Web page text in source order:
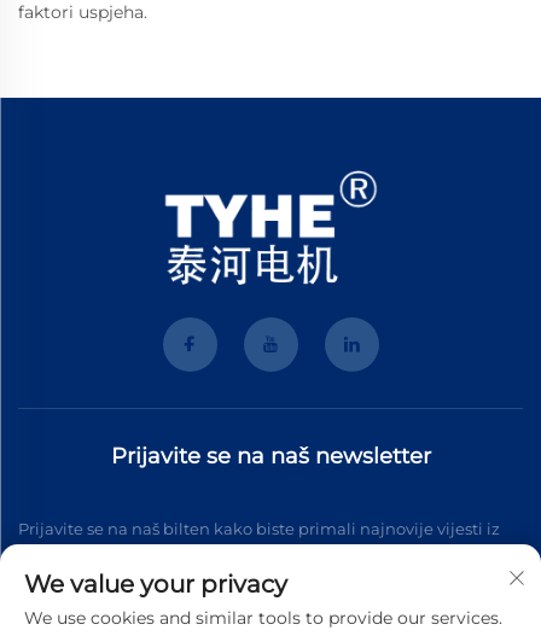
faktori uspjeha.
Prijavite se na naš newsletter
Prijavite se na naš bilten kako biste primali najnovije vijesti iz
We value your privacy
We use cookies and similar tools to provide our services.